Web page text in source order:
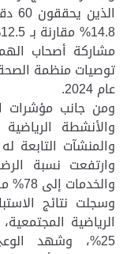
مشاركة أصحاب
عام 2024 .
ومن جانب مؤشرات
والأنشطة
وارتفعت نسبة
والخدمات إلى 78% مقابل 76% في عام 2024
وسجلت نتائج
الرياضية
25%، وشهد الوعي